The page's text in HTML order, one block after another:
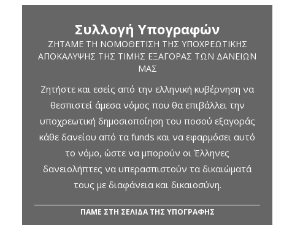
Συλλογή Υπογραφών
ΖΗΤΆΜΕ ΤΗ ΝΟΜΟΘΈΤΙΣΗ ΤΗΣ ΥΠΟΧΡΕΩΤΙΚΉΣ
ΑΠΟΚΆΛΥΨΗΣ ΤΗΣ ΤΙΜΉΣ ΕΞΑΓΟΡΆΣ ΤΩΝ ΔΑΝΕΊΩΝ
ΜΑΣ
Ζητήστε και εσείς από την ελληνική κυβέρνηση να
θεσπιστεί άμεσα νόμος που θα επιβάλλει την
υποχρεωτική δημοσιοποίηση του ποσού εξαγοράς
κάθε δανείου από τα funds και να εφαρμόσει αυτό
το νόμο, ώστε να μπορούν οι Έλληνες
δανειολήπτες να υπερασπιστούν τα δικαιώματά
τους με διαφάνεια και δικαιοσύνη.
ΠΑΜΕ ΣΤΗ ΣΕΛΙΔΑ ΤΗΣ ΥΠΟΓΡΑΦΗΣ